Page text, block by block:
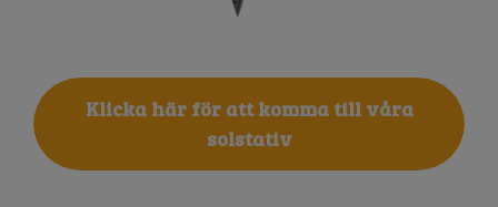
Klicka här för att komma till våra
solstativ